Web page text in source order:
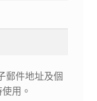
郵件地址及個
用。